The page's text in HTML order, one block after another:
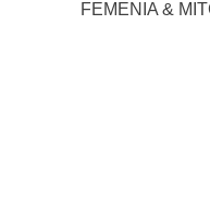
FEMENIA &